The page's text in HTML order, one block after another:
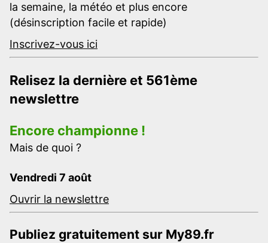
la semaine, la météo et plus encore
(désinscription facile et rapide)
Inscrivez-vous ici
Relisez la dernière et 561ème
newslettre
Encore championne !
Mais de quoi ?
Vendredi 7 août
Ouvrir la newslettre
Publiez gratuitement sur My89.fr